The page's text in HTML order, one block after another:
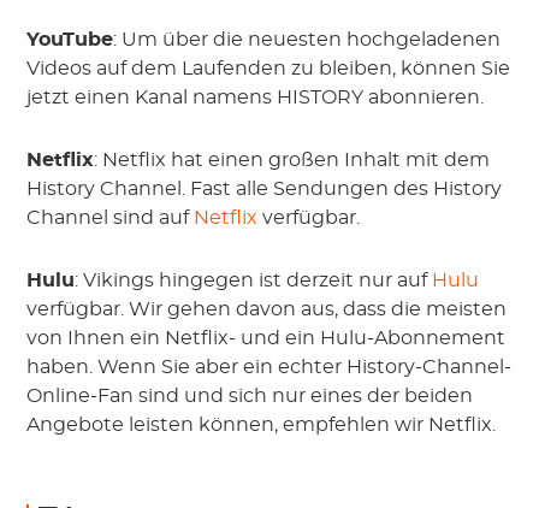
YouTube: Um über die neuesten hochgeladenen
Videos auf dem Laufenden zu bleiben, können Sie
jetzt einen Kanal namens HISTORY abonnieren.
Netflix: Netflix hat einen großen Inhalt mit dem
History Channel. Fast alle Sendungen des History
Channel sind auf Netflix verfügbar.
Hulu: Vikings hingegen ist derzeit nur auf Hulu
verfügbar. Wir gehen davon aus, dass die meisten
von Ihnen ein Netflix- und ein Hulu-Abonnement
haben. Wenn Sie aber ein echter History-Channel-
Online-Fan sind und sich nur eines der beiden
Angebote leisten können, empfehlen wir Netflix.